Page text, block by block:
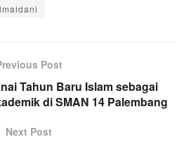
Post
Tahun Baru Islam sebagai
di SMAN 14 Palembang
Next Post